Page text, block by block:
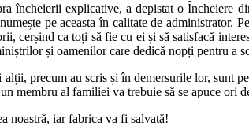
încheierii explicative, a depistat o
pe aceasta în calitate de
cerșind ca toți să fie cu ei și să satisfacă
și oamenilor care dedică nopți pentru a
precum au scris și în demersurile lor, sunt
membru al familiei va trebuie să se apuce
noastră, iar fabrica va fi salvată!